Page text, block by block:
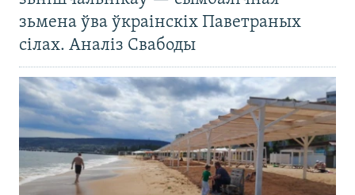
зьмена ўва ўкраінскіх Паветраных
сілах. Аналіз Свабоды